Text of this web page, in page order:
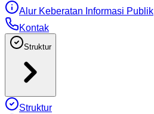
Alur Keberatan Informasi Publik
Kontak
Struktur
Struktur